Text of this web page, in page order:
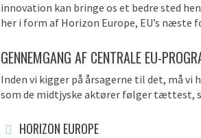
innovation kan bringe os et bedre sted
her i form af Horizon Europe, EU’s
GENNEMGANG AF CENTRALE EU-
Inden vi kigger på årsagerne til det, må
som de midtjyske aktører følger tættest,
HORIZON EUROPE